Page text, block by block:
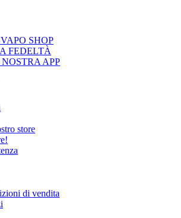
SHOP
FEDELTÀ
APP
store
di vendita